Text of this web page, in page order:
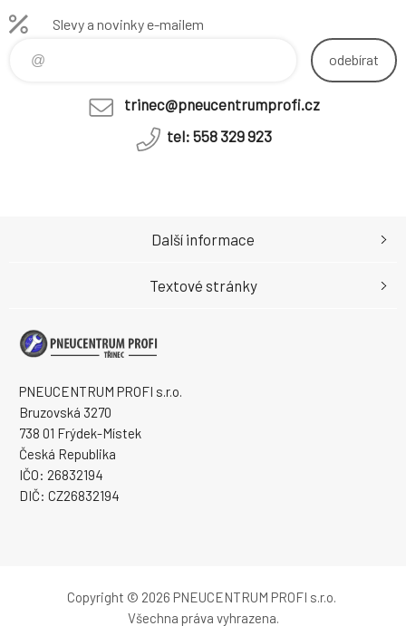
Slevy a novinky e-mailem
odebírat
trinec@pneucentrumprofi.cz
tel: 558 329 923
PNEUCENTRUM PROFI s.r.o.
Bruzovská 3270
738 01 Frýdek-Místek
Česká Republika
IČO: 26832194
DIČ: CZ26832194
Další informace
Textové stránky
Copyright © 2026 PNEUCENTRUM PROFI s.r.o.
Všechna práva vyhrazena.